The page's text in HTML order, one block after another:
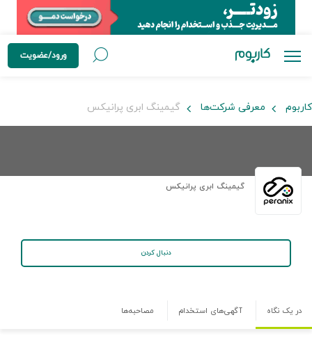
ورود/عضویت
کاربوم معرفی شرکت‌ها گیمینگ ابری پرانیکس
گیمینگ ابری پرانیکس
دنبال کردن
در یک نگاه آگهی‌های استخدام مصاحبه‌ها